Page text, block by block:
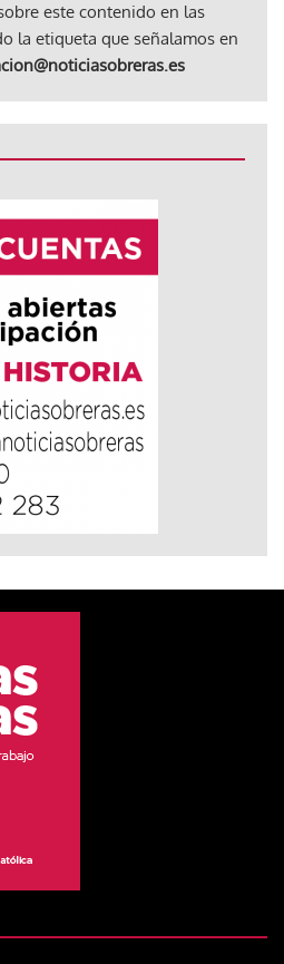
este contenido en las
la etiqueta que señalamos en